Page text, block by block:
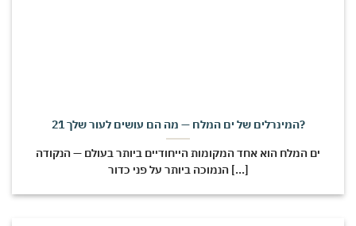
21 המינרלים של ים המלח — מה הם עושים לעור שלך?
ים המלח הוא אחד המקומות הייחודיים ביותר בעולם — הנקודה
הנמוכה ביותר על פני כדור [...]